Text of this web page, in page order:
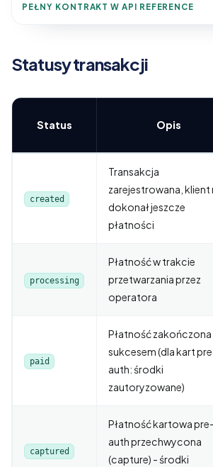
PEŁNY KONTRAKT W API REFERENCE
Statusy transakcji
Status Opis
created
Transakcja
zarejestrowana, klient
dokonał jeszcze
płatności
processing
Płatność w trakcie
przetwarzania przez
operatora
paid
Płatność zakończona
sukcesem (dla kart
auth: środki
zautoryzowane)
captured
Płatność kartowa pre-
auth przechwycona
(capture) - środki